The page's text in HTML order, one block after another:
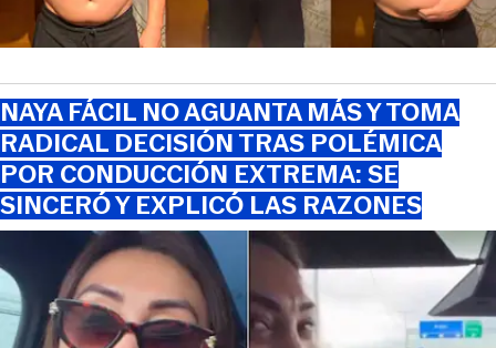
NAYA FÁCIL NO AGUANTA MÁS Y TOMA
RADICAL DECISIÓN TRAS POLÉMICA
POR CONDUCCIÓN EXTREMA: SE
SINCERÓ Y EXPLICÓ LAS RAZONES